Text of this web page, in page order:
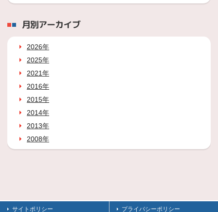
月別アーカイブ
2026年
2025年
2021年
2016年
2015年
2014年
2013年
2008年
サイトポリシー プライバシーポリシー